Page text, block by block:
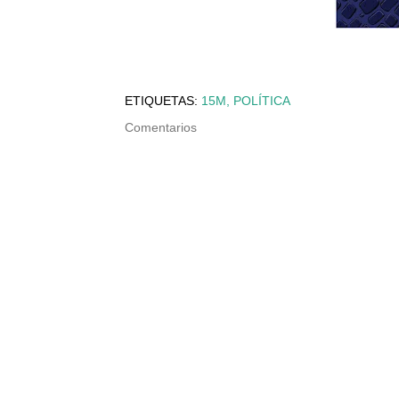
ETIQUETAS: 15M
POLÍTICA
Comentarios